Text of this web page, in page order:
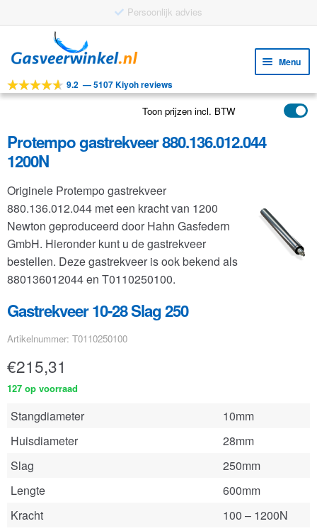
Gratis verzending vanaf €25
door
navigatie
naar
inhoud
Menu
Tools
Toepassingen
FAQ
9.2 —5107 Kiyoh reviews
Toon prijzen incl. BTW
Protempo gastrekveer 880.136.012.044
1200N
Originele Protempo gastrekveer
880.136.012.044 met een kracht van 1200
Newton geproduceerd door Hahn Gasfedern
GmbH. Hieronder kunt u de gastrekveer
bestellen. Deze gastrekveer is ook bekend als
880136012044 en T0110250100.
Gastrekveer 10-28 Slag 250
Artikelnummer: T0110250100
€215,31
127 op voorraad
Stangdiameter
10mm
Huisdiameter
28mm
Slag
250mm
Lengte
600mm
Kracht
100 – 1200N